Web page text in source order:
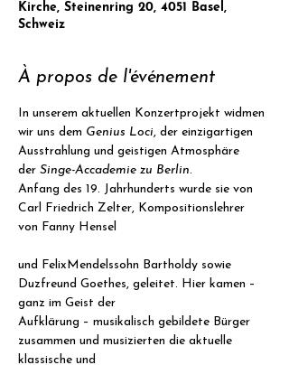
Kirche, Steinenring 20, 4051 Basel,
Schweiz
À propos de l'événement
In unserem aktuellen Konzertprojekt widmen
wir uns dem Genius Loci, der einzigartigen
Ausstrahlung und geistigen Atmosphäre
der Singe-Accademie zu Berlin.
Anfang des 19. Jahrhunderts wurde sie von
Carl Friedrich Zelter, Kompositionslehrer
von Fanny Hensel
und FelixMendelssohn Bartholdy sowie
Duzfreund Goethes, geleitet. Hier kamen –
ganz im Geist der
Aufklärung – musikalisch gebildete Bürger
zusammen und musizierten die aktuelle
klassische und